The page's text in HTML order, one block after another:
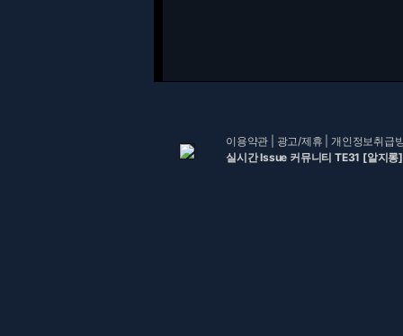
이용약관 광고/제휴 |개인정보취급
실시간 Issue 커뮤니티 TE31 [알지